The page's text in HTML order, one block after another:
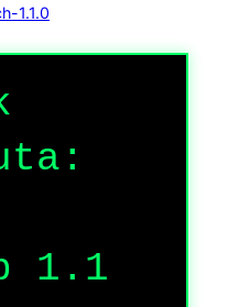
1.1.0
1.1